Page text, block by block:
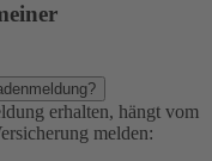
erhalten, hängt vom
melden: